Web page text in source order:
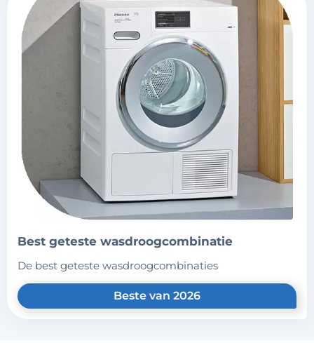
best geteste wasdroogcombinatie
de best geteste wasdroogcombinaties
Beste van 2026